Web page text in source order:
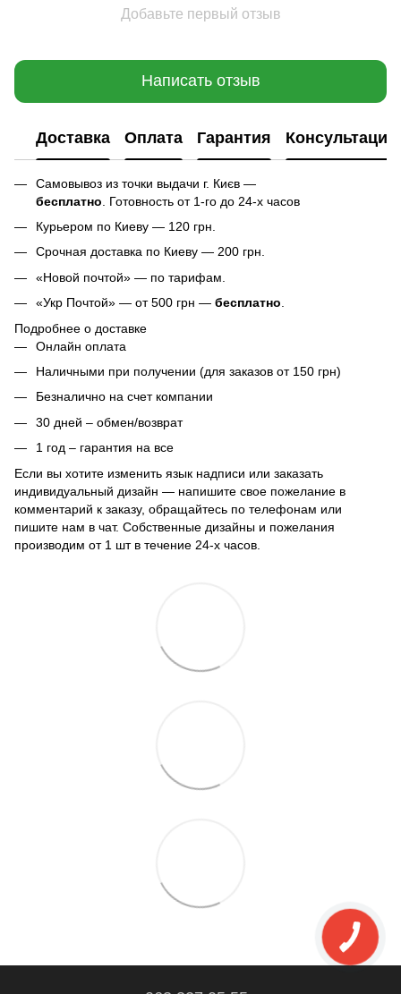
Добавьте первый отзыв
Написать отзыв
Доставка Оплата Гарантия Консультация
Самовывоз из точки выдачи г. Києв —
бесплатно . Готовность от 1-го до 24-х часов
Курьером по Киеву — 120 грн.
Срочная доставка по Киеву — 200 грн.
«Новой почтой» — по тарифам.
«Укр Почтой» — от 500 грн — бесплатно
Подробнее о доставке
Онлайн оплата
Наличными при получении (для заказов от 150 грн)
Безналично на счет компании
30 дней – обмен/возврат
1 год – гарантия на все
Если вы хотите изменить язык надписи или заказать
индивидуальный дизайн — напишите свое пожелание в
комментарий к заказу, обращайтесь по телефонам или
пишите нам в чат. Собственные дизайны и пожелания
производим от 1 шт в течение 24-х часов.